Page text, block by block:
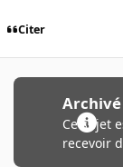
Citer
Archivé
Ce sujet
recevoir